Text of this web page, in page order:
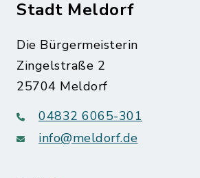
Stadt Meldorf
Die Bürgermeisterin
Zingelstraße 2
25704 Meldorf
04832 6065-301
info@meldorf.de